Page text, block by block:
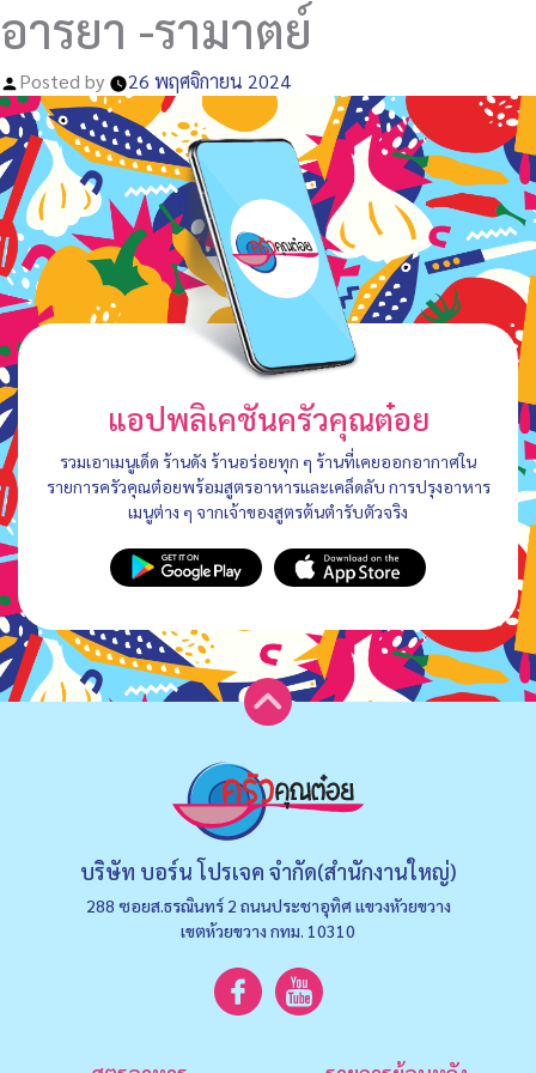
อารยา -รามาตย์
Posted by 26 พฤศจิกายน 2024
แอปพลิเคชันครัวคุณต๋อย
รวมเอาเมนูเด็ด ร้านดัง ร้านอร่อยทุก ๆ ร้านที่เคยออกอากาศใน
รายการครัวคุณต๋อยพร้อมสูตรอาหารและเคล็ดลับ การปรุงอาหาร
เมนูต่าง ๆ จากเจ้าของสูตรต้นตำรับตัวจริง
บริษัท บอร์น โปรเจค จำกัด(สำนักงานใหญ่)
288 ซอยส.ธรณินทร์ 2 ถนนประชาอุทิศ แขวงหัวยขวาง
เขตห้วยขวาง กทม. 10310